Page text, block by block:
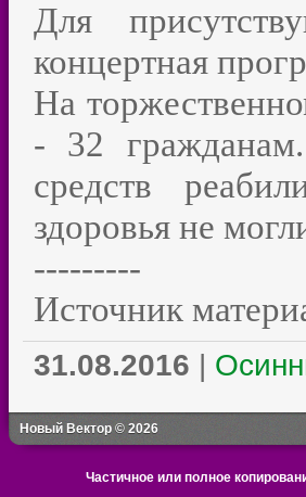
Для
концертная
На
- 32
средств
здоровья не
---------
Источник
31.08.2016 |
Новый Вектор © 2026
Частичное или полное